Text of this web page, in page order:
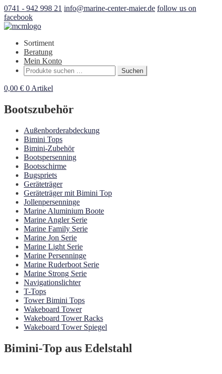
0741 - 942 998 21 info@marine-center-maier.de follow us on
facebook
Sortiment
Beratung
Mein Konto
Suchen
nach:
Suchen
0,00 € 0 Artikel
Bootszubehör
Außenborderabdeckung
Bimini Tops
Bimini-Zubehör
Bootspersenning
Bootsschirme
Bugspriets
Geräteträger
Geräteträger mit Bimini Top
Jollenpersenninge
Marine Aluminium Boote
Marine Angler Serie
Marine Family Serie
Marine Jon Serie
Marine Light Serie
Marine Persenninge
Marine Ruderboot Serie
Marine Strong Serie
Navigationslichter
T-Tops
Tower Bimini Tops
Wakeboard Tower
Wakeboard Tower Racks
Wakeboard Tower Spiegel
Bimini-Top aus Edelstahl